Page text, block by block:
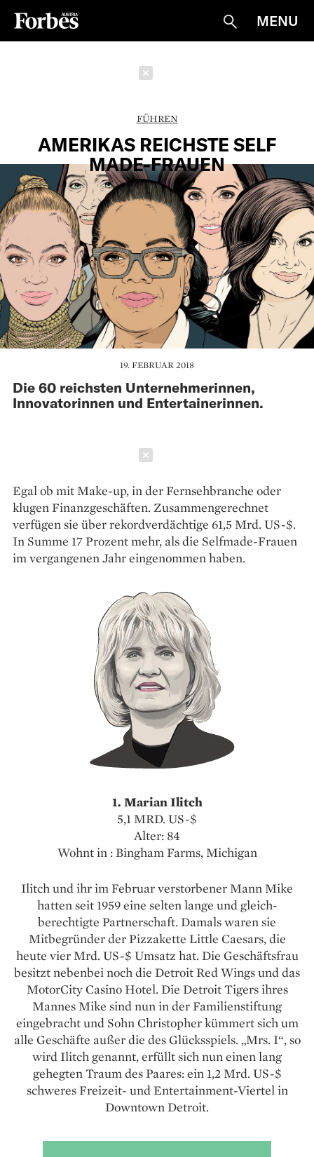
Suche
MENU
FÜHREN
AMERIKAS REICHSTE SELF
MADE-FRAUEN
19. FEBRUAR 2018
Die 60 reichsten Unternehmerinnen,
Innovatorinnen und Entertainerinnen.
Egal ob mit Make-up, in der Fernsehbranche oder
klugen Finanzgeschäften. Zusammengerechnet
verfügen sie über rekordverdächtige 61,5 Mrd. US-$.
In Summe 17 Prozent mehr, als die Selfmade-Frauen
im vergangenen Jahr eingenommen haben.
1. Marian Ilitch
5,1 MRD. US-$
Alter: 84
Wohnt in : Bingham Farms, Michigan
Ilitch und ihr im Februar verstorbener Mann Mike
hatten seit 1959 eine selten lange und gleich­
berechtigte Partnerschaft. Damals waren sie
Mitbegründer der Pizzakette Little Caesars, die
heute vier Mrd. US-$ Umsatz hat. Die Geschäftsfrau
besitzt nebenbei noch die Detroit Red Wings und das
MotorCity Casino Hotel. Die Detroit Tigers ihres
Mannes Mike sind nun in der Familienstiftung
eingebracht und Sohn Christopher kümmert sich um
alle Geschäfte außer die des Glücksspiels. „Mrs. I“, so
wird Ilitch genannt, erfüllt sich nun einen lang
gehegten Traum des Paares: ein 1,2 Mrd. US-$
schweres Freizeit- und Entertainment-Viertel in
Downtown Detroit.